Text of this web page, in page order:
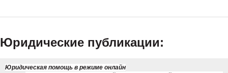
Юридические публикации:
Юридическая помощь в режиме онлайн